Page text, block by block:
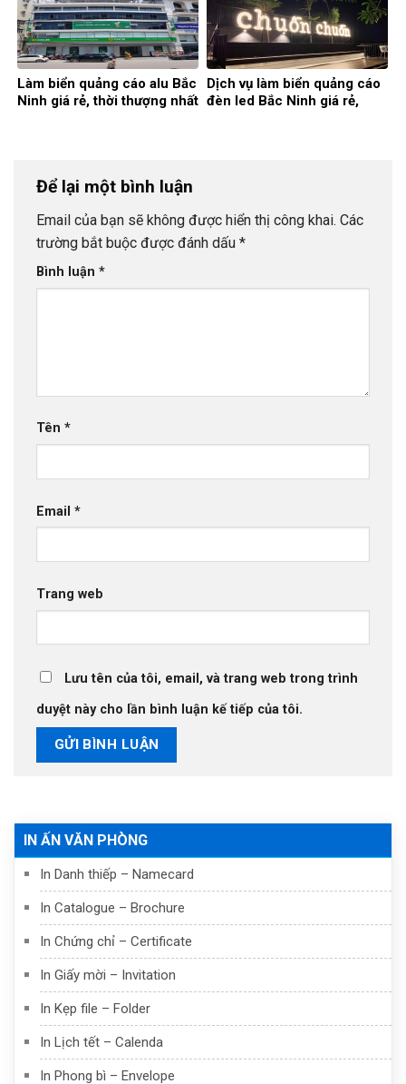
IN ẤN VĂN PHÒNG
In Danh thiếp – Namecard
In Catalogue – Brochure
In Chứng chỉ – Certificate
In Giấy mời – Invitation
In Kẹp file – Folder
In Lịch tết – Calenda
In Phong bì – Envelope
Làm biển quảng cáo alu Bắc
Ninh giá rẻ, thời thượng nhất
Dịch vụ làm biển quảng cáo
đèn led Bắc Ninh giá rẻ,
Để lại một bình luận
Email của bạn sẽ không được hiển thị công khai. Các
trường bắt buộc được đánh dấu *
Bình luận *
Tên *
Email *
Trang web
Lưu tên của tôi, email, và trang web trong trình
duyệt này cho lần bình luận kế tiếp của tôi.